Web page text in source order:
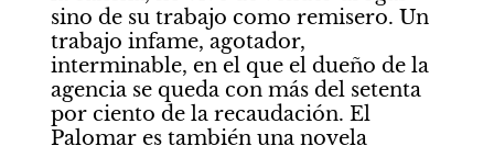
sino de su trabajo como remisero. Un
trabajo infame, agotador,
interminable, en el que el dueño de la
agencia se queda con más del setenta
por ciento de la recaudación. El
Palomar es también una novela